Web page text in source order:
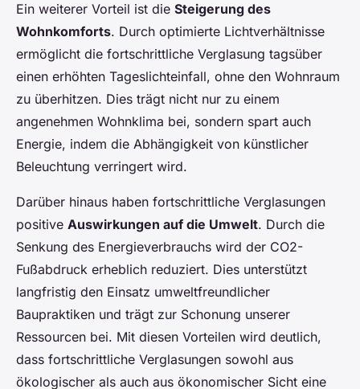
Ein weiterer Vorteil ist die Steigerung des
Wohnkomforts. Durch optimierte Lichtverhältnisse
ermöglicht die fortschrittliche Verglasung tagsüber
einen erhöhten Tageslichteinfall, ohne den Wohnraum
zu überhitzen. Dies trägt nicht nur zu einem
angenehmen Wohnklima bei, sondern spart auch
Energie, indem die Abhängigkeit von künstlicher
Beleuchtung verringert wird.
Darüber hinaus haben fortschrittliche Verglasungen
positive Auswirkungen auf die Umwelt. Durch die
Senkung des Energieverbrauchs wird der CO2-
Fußabdruck erheblich reduziert. Dies unterstützt
langfristig den Einsatz umweltfreundlicher
Baupraktiken und trägt zur Schonung unserer
Ressourcen bei. Mit diesen Vorteilen wird deutlich,
dass fortschrittliche Verglasungen sowohl aus
ökologischer als auch aus ökonomischer Sicht eine